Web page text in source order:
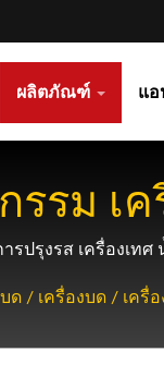
ผลิตภัณฑ์ แอ
รรม เ
รและ
ปรุงรส เครื่องเท
บด / เครื่องบด / เครื่